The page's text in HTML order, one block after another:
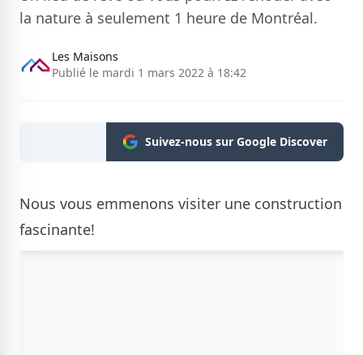
la nature à seulement 1 heure de Montréal.
Les Maisons
Publié le mardi 1 mars 2022 à 18:42
Suivez-nous sur Google Discover
Nous vous emmenons visiter une construction
fascinante!